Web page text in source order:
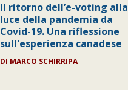
Il ritorno dell’e-voting alla
luce della pandemia da
Covid-19. Una riflessione
sull'esperienza canadese
DI MARCO SCHIRRIPA